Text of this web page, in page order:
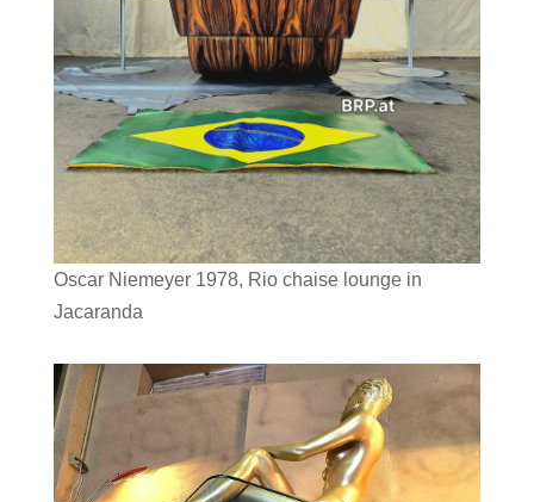
Oscar Niemeyer 1978, Rio chaise lounge in
Jacaranda